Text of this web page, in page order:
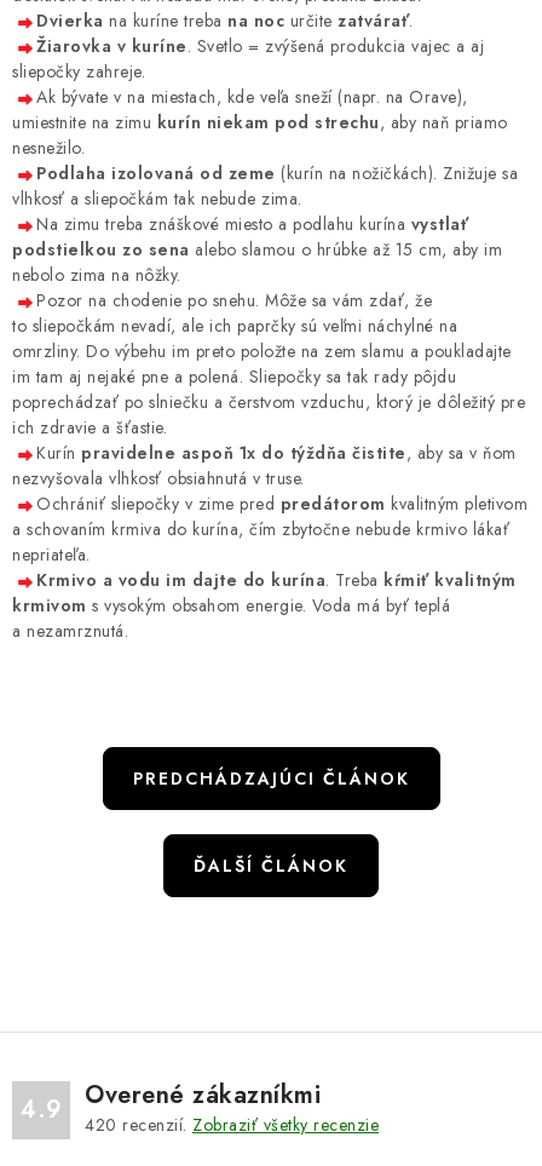
Dvierka na kuríne treba na noc určite zatvárať.
Žiarovka v kuríne. Svetlo = zvýšená produkcia vajec a aj
sliepočky zahreje.
Ak bývate v na miestach, kde veľa sneží (napr. na Orave),
umiestnite na zimu kurín niekam pod strechu, aby naň priamo
nesnežilo.
Podlaha izolovaná od zeme (kurín na nožičkách). Znižuje sa
vlhkosť a sliepočkám tak nebude zima.
Na zimu treba znáškové miesto a podlahu kurína vystlať
podstielkou zo sena alebo slamou o hrúbke až 15 cm, aby im
nebolo zima na nôžky.
Pozor na chodenie po snehu. Môže sa vám zdať, že
to sliepočkám nevadí, ale ich paprčky sú veľmi náchylné na
omrzliny. Do výbehu im preto položte na zem slamu a poukladajte
im tam aj nejaké pne a polená. Sliepočky sa tak rady pôjdu
poprechádzať po slniečku a čerstvom vzduchu, ktorý je dôležitý pre
ich zdravie a šťastie.
Kurín pravidelne aspoň 1x do týždňa čistite, aby sa v ňom
nezvyšovala vlhkosť obsiahnutá v truse.
Ochrániť sliepočky v zime pred predátorom kvalitným pletivom
a schovaním krmiva do kurína, čím zbytočne nebude krmivo lákať
nepriateľa.
Krmivo a vodu im dajte do kurína. Treba kŕmiť kvalitným
krmivom s vysokým obsahom energie. Voda má byť teplá
a nezamrznutá.
PREDCHÁDZAJÚCI ČLÁNOK
ĎALŠÍ ČLÁNOK
4.9 Overené zákazníkmi
420 recenzií. Zobraziť všetky recenzie